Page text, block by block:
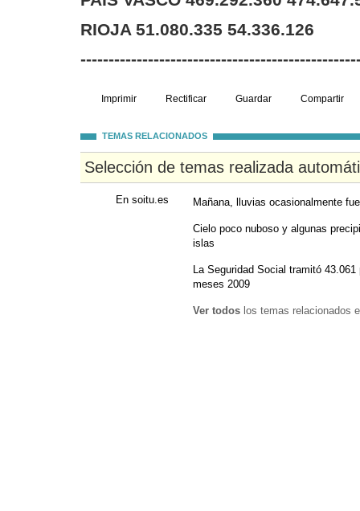
RIOJA 51.080.335 54.336.126
Imprimir Rectificar Guardar Compartir
TEMAS RELACIONADOS
Selección de temas realizada
En soitu.es Mañana, lluvias ocasionalmente
Cielo poco nuboso y algunas
islas
La Seguridad Social tramitó
meses 2009
Ver todos los temas relacionados